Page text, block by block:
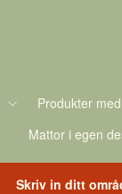
Produkter
Mattor i egen
Skriv in ditt